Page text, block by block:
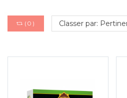
( 0 ) Classer par: